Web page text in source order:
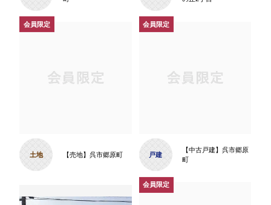
土地 【売地】呉市郷原町 戸建
【中古戸建】呉市郷原
町